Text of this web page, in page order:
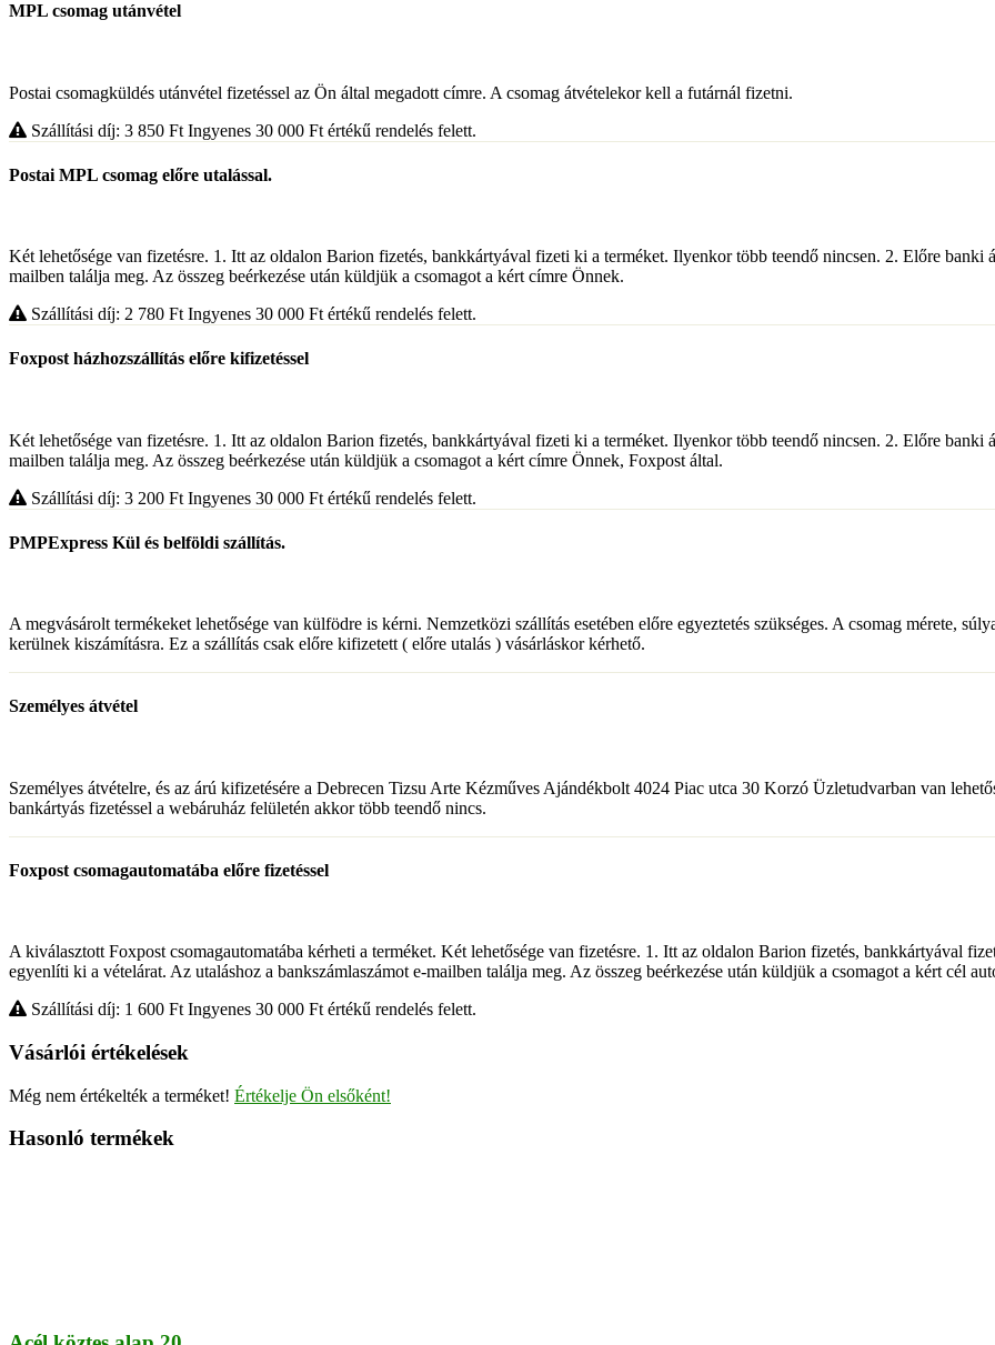
MPL csomag utánvétel
Postai csomagküldés utánvétel fizetéssel az Ön által megadott címre. A csomag átvételekor kell a futárnál fizetni.
Szállítási díj: 3 850 Ft Ingyenes 30 000 Ft értékű rendelés felett.
Postai MPL csomag előre utalással.
Két lehetősége van fizetésre. 1. Itt az oldalon Barion fizetés, bankkártyával fizeti ki a terméket. Ilyenkor több teendő nincsen. 2. Előre banki
mailben találja meg. Az összeg beérkezése után küldjük a csomagot a kért címre Önnek.
Szállítási díj: 2 780 Ft Ingyenes 30 000 Ft értékű rendelés felett.
Foxpost házhozszállítás előre kifizetéssel
Két lehetősége van fizetésre. 1. Itt az oldalon Barion fizetés, bankkártyával fizeti ki a terméket. Ilyenkor több teendő nincsen. 2. Előre banki
mailben találja meg. Az összeg beérkezése után küldjük a csomagot a kért címre Önnek, Foxpost által.
Szállítási díj: 3 200 Ft Ingyenes 30 000 Ft értékű rendelés felett.
PMPExpress Kül és belföldi szállítás.
A megvásárolt termékeket lehetősége van külfödre is kérni. Nemzetközi szállítás esetében előre egyeztetés szükséges. A csomag mérete,
kerülnek kiszámításra. Ez a szállítás csak előre kifizetett ( előre utalás ) vásárláskor kérhető.
Személyes átvétel
Személyes átvételre, és az árú kifizetésére a Debrecen Tizsu Arte Kézműves Ajándékbolt 4024 Piac utca 30 Korzó Üzletudvarban van
bankártyás fizetéssel a webáruház felületén akkor több teendő nincs.
Foxpost csomagautomatába előre fizetéssel
A kiválasztott Foxpost csomagautomatába kérheti a terméket. Két lehetősége van fizetésre. 1. Itt az oldalon Barion fizetés, bankkártyával
egyenlíti ki a vételárat. Az utaláshoz a bankszámlaszámot e-mailben találja meg. Az összeg beérkezése után küldjük a csomagot a kért cél
Szállítási díj: 1 600 Ft Ingyenes 30 000 Ft értékű rendelés felett.
Vásárlói értékelések
Még nem értékelték a terméket! Értékelje Ön elsőként!
Hasonló termékek